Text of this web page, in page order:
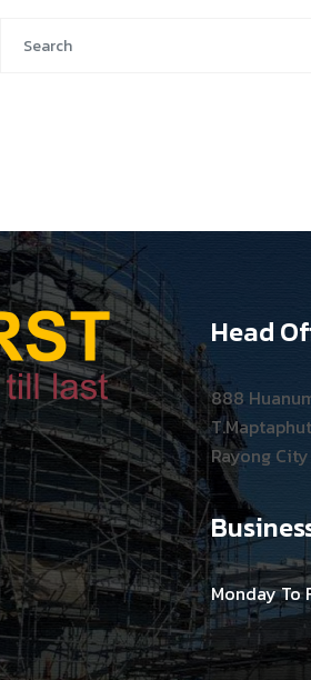
Head
888
Rayong City
Monday To